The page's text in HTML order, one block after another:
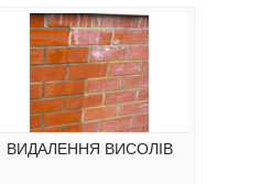
ВИДАЛЕННЯ ВИСОЛІВ